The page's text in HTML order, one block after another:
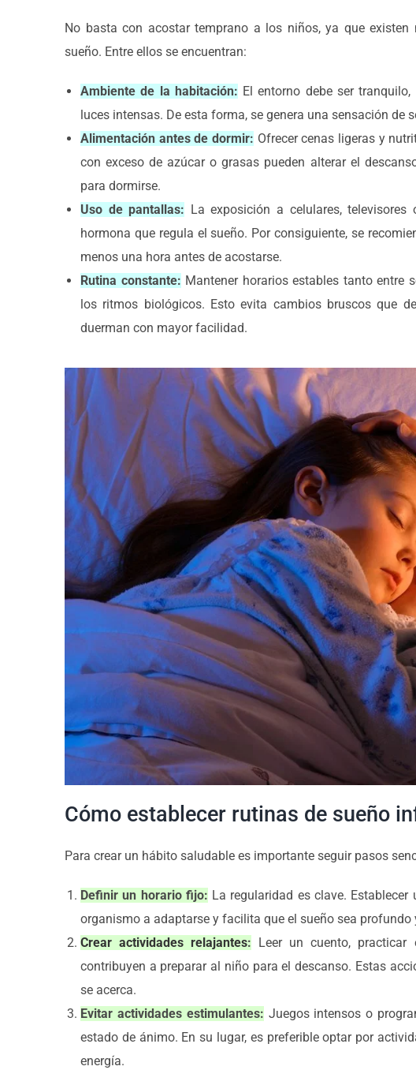
No basta con acostar temprano a los niños, ya que
sueño. Entre ellos se encuentran:
Ambiente de la habitación: El entorno debe ser
luces intensas. De esta forma, se genera una sensación
Alimentación antes de dormir: Ofrecer cenas ligeras y
con exceso de azúcar o grasas pueden alterar el
para dormirse.
Uso de pantallas: La exposición a celulares,
hormona que regula el sueño. Por consiguiente, se
menos una hora antes de acostarse.
Rutina constante: Mantener horarios estables tanto entre
los ritmos biológicos. Esto evita cambios bruscos que
duerman con mayor facilidad.
Cómo establecer rutinas de sueño
Para crear un hábito saludable es importante seguir pasos
Definir un horario fijo: La regularidad es clave.
organismo a adaptarse y facilita que el sueño sea profundo
Crear actividades relajantes: Leer un cuento,
contribuyen a preparar al niño para el descanso. Estas
se acerca.
Evitar actividades estimulantes: Juegos intensos o
estado de ánimo. En su lugar, es preferible optar por
energía.